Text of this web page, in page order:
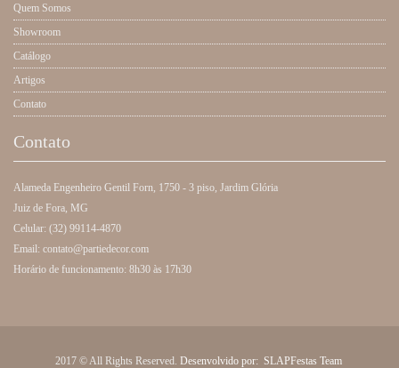
Quem Somos
Showroom
Catálogo
Artigos
Contato
Contato
Alameda Engenheiro Gentil Forn, 1750 - 3 piso, Jardim Glória
Juiz de Fora, MG
Celular: (32) 99114-4870
Email: contato@partiedecor.com
Horário de funcionamento: 8h30 às 17h30
2017 © All Rights Reserved. Desenvolvido por: SLAPFestas Team